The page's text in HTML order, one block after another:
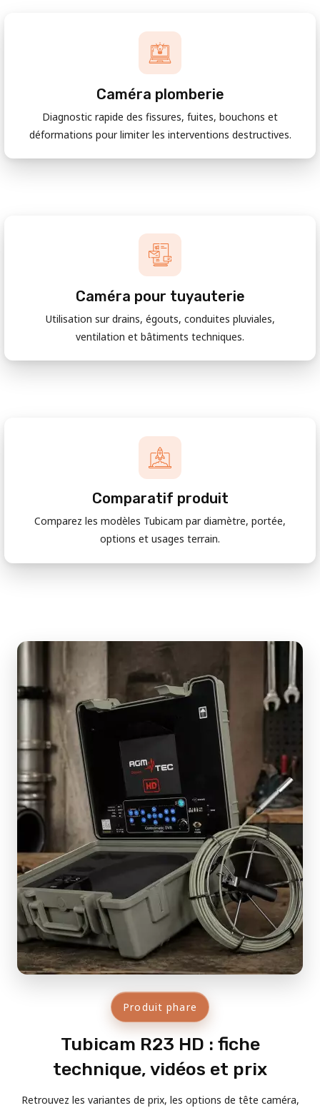
Caméra plomberie
Diagnostic rapide des fissures, fuites, bouchons et
déformations pour limiter les interventions destructives.
Caméra pour tuyauterie
Utilisation sur drains, égouts, conduites pluviales,
ventilation et bâtiments techniques.
Comparatif produit
Comparez les modèles Tubicam par diamètre, portée,
options et usages terrain.
Produit phare
Tubicam R23 HD : fiche
technique, vidéos et prix
Retrouvez les variantes de prix, les options de tête caméra,